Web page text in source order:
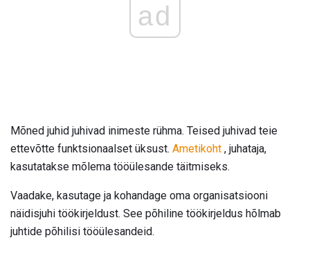
ad
Mõned juhid juhivad inimeste rühma. Teised juhivad teie
ettevõtte funktsionaalset üksust. Ametikoht , juhataja,
kasutatakse mõlema tööülesande täitmiseks.
Vaadake, kasutage ja kohandage oma organisatsiooni
näidisjuhi töökirjeldust. See põhiline töökirjeldus hõlmab
juhtide põhilisi tööülesandeid.